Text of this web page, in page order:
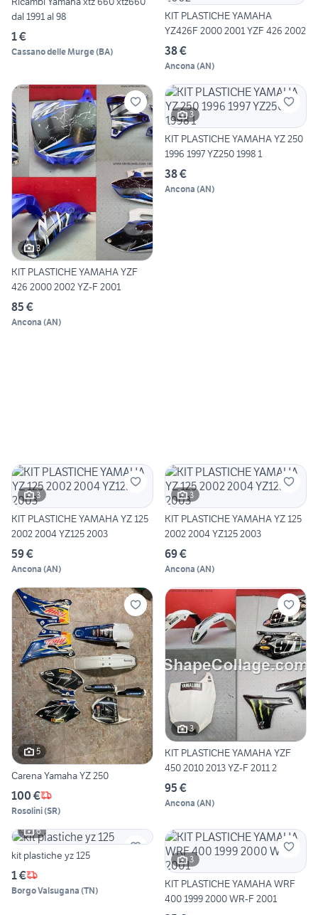
dal 1991 al 98
1 €
Cassano delle Murge(BA)
KIT PLASTICHE YAMAHA
YZ426F 2000 2001 YZF 426 2002
38 €
Ancona (AN)
3
KIT PLASTICHE YAMAHA YZF
426 2000 2002 YZ-F 2001
85 €
Ancona (AN)
3
KIT PLASTICHE YAMAHA YZ 250
1996 1997 YZ250 1998 1
38 €
Ancona (AN)
3
KIT PLASTICHE YAMAHA YZ 125
2002 2004 YZ125 2003
59 €
Ancona (AN)
3
KIT PLASTICHE YAMAHA YZ 125
2002 2004 YZ125 2003
69 €
Ancona (AN)
5
Carena Yamaha YZ 250
100 €
Rosolini(SR)
3
KIT PLASTICHE YAMAHA YZF
450 2010 2013 YZ-F 2011 2
95 €
Ancona (AN)
6
kit plastiche yz 125
1 €
Borgo Valsugana (TN)
3
KIT PLASTICHE YAMAHA WRF
400 1999 2000 WR-F 2001